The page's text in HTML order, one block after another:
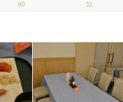
90 11